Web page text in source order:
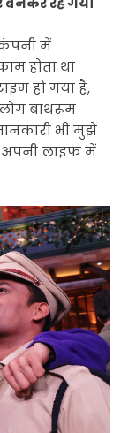
में
होता था
हो गया है,
बाथरूम
भी मुझे
अपनी लाइफ में